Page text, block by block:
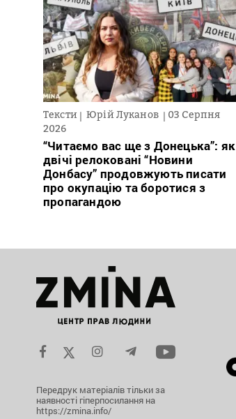
Тексти Юрій Луканов
03 Серпня
2026
“Читаємо вас ще з Донецька”: як
двічі релоковані “Новини
Донбасу” продовжують писати
про окупацію та боротися з
пропагандою
Передрук матеріалів тільки за
наявності гіперпосилання на
https://zmina.info/